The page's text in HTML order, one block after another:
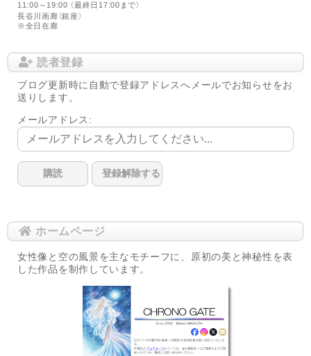
11:00～19:00 （最終日17:00まで）
長谷川画廊（銀座）
※全日在廊
読者登録
ブログ更新時に自動で登録アドレスへメールでお知らせをお
送りします。
メールアドレス:
ホームページ
女性像と空の風景を主なモチーフに、原初の美と神秘性を表
した作品を制作しています。